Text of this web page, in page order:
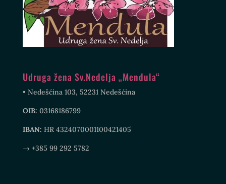
Udruga žena Sv.Nedelja „Mendula“
• Nedešćina 103, 52231 Nedešćina
OIB: 03168186799
IBAN: HR 4324070001100421405
→ +385 99 292 5782